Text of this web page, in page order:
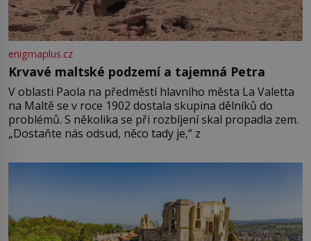
enigmaplus.cz
Krvavé maltské podzemí a tajemná Petra
V oblasti Paola na předměstí hlavního města La Valetta
na Maltě se v roce 1902 dostala skupina dělníků do
problémů. S několika se při rozbíjení skal propadla zem.
„Dostaňte nás odsud, něco tady je,“ z